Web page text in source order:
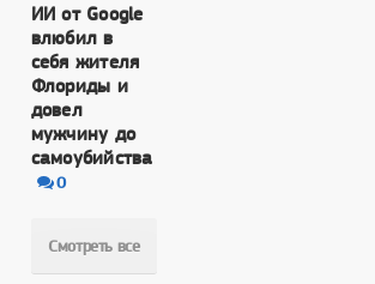
ИИ от Google
влюбил в
себя жителя
Флориды и
довел
мужчину до
самоубийства
0
Смотреть все